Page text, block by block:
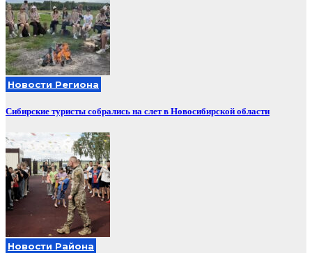
Новости Региона
Сибирские туристы собрались на слет в Новосибирской области
Новости Района